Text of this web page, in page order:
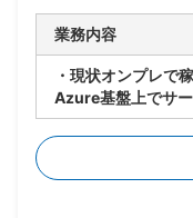
業務内容
・現状オンプレで
Azure基盤上でサ
るPJ
・既存アーキテク
つ、Azure基盤へ
・企画構想フェー